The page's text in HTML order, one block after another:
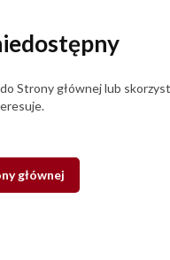
Strony głównej lub
głównej